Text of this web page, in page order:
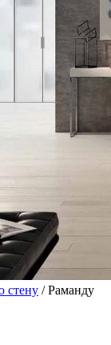
стену / Раманду